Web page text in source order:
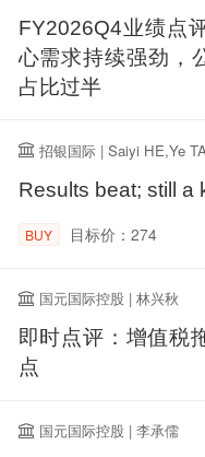
FY2026Q4业绩点
心需求持续强劲，
占比过半
招银国际 | Saiyi HE,Ye
Results beat; still a
BUY 目标价：274
国元国际控股 | 林兴秋
即时点评：增值税
点
国元国际控股 | 李承儒